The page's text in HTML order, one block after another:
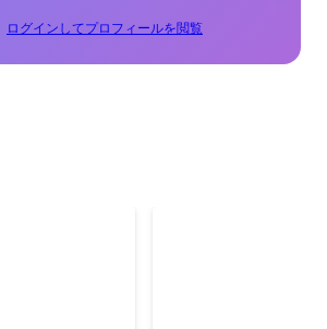
ログインしてプロフィールを閲覧